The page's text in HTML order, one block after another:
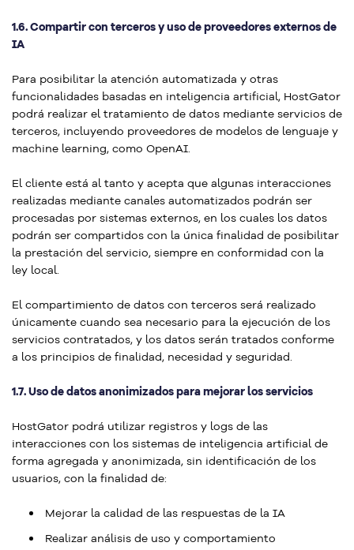
1.6. Compartir con terceros y uso de proveedores externos de
IA
Para posibilitar la atención automatizada y otras
funcionalidades basadas en inteligencia artificial, HostGator
podrá realizar el tratamiento de datos mediante servicios de
terceros, incluyendo proveedores de modelos de lenguaje y
machine learning, como OpenAI.
El cliente está al tanto y acepta que algunas interacciones
realizadas mediante canales automatizados podrán ser
procesadas por sistemas externos, en los cuales los datos
podrán ser compartidos con la única finalidad de posibilitar
la prestación del servicio, siempre en conformidad con la
ley local.
El compartimiento de datos con terceros será realizado
únicamente cuando sea necesario para la ejecución de los
servicios contratados, y los datos serán tratados conforme
a los principios de finalidad, necesidad y seguridad.
1.7. Uso de datos anonimizados para mejorar los servicios
HostGator podrá utilizar registros y logs de las
interacciones con los sistemas de inteligencia artificial de
forma agregada y anonimizada, sin identificación de los
usuarios, con la finalidad de:
Mejorar la calidad de las respuestas de la IA
Realizar análisis de uso y comportamiento